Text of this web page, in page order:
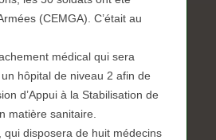
(CEMGA). C’était au
médical qui sera
hôpital de niveau 2 afin de
d’Appui à la Stabilisation de
matière sanitaire.
disposera de huit médecins